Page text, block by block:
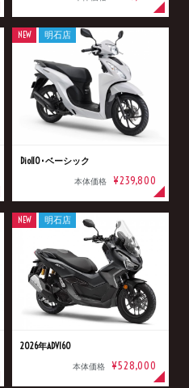
Dio110･ベーシック
本体価格 ¥239,800
NEW 明石店
2026年ADV160
本体価格 ¥528,000
NEW 明石店